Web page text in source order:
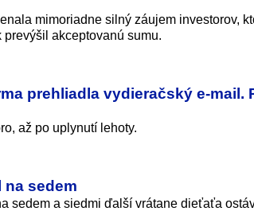
mimoriadne silný záujem investorov,
akceptovanú sumu.
prehliadla vydieračský e-mail.
až po uplynutí lehoty.
sedem
sedem a siedmi ďalší vrátane dieťaťa